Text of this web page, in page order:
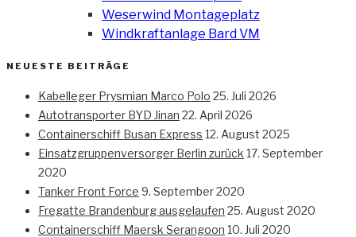
Weserwind Montageplatz
Windkraftanlage Bard VM
NEUESTE BEITRÄGE
Kabelleger Prysmian Marco Polo 25. Juli 2026
Autotransporter BYD Jinan 22. April 2026
Containerschiff Busan Express 12. August 2025
Einsatzgruppenversorger Berlin zurück 17. September
2020
Tanker Front Force 9. September 2020
Fregatte Brandenburg ausgelaufen 25. August 2020
Containerschiff Maersk Serangoon 10. Juli 2020